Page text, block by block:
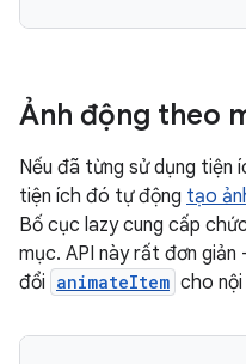
Ảnh động theo
Nếu đã từng sử dụng tiện
tiện ích đó tự động tạo
Bố cục lazy cung cấp
mục. API này rất đơn
đổi animateItem cho nội